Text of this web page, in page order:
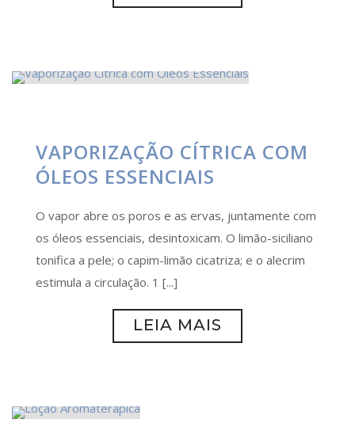
VAPORIZAÇÃO CÍTRICA COM
ÓLEOS ESSENCIAIS
O vapor abre os poros e as ervas, juntamente com
os óleos essenciais, desintoxicam. O limão-siciliano
tonifica a pele; o capim-limão cicatriza; e o alecrim
estimula a circulação. 1 [...]
LEIA MAIS